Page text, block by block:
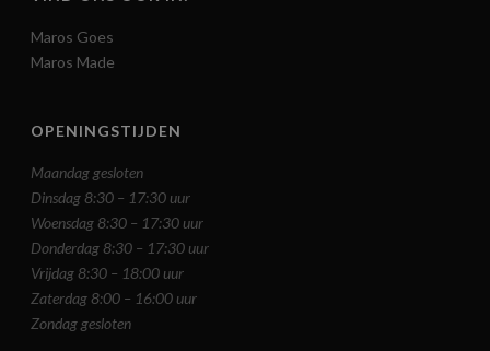
Maros Goes
Maros Made
OPENINGSTIJDEN
Maandag gesloten
Dinsdag 8:30 – 17:30 uur
Woensdag 8:30 – 17:30 uur
Donderdag 8:30 – 17:30 uur
Vrijdag 8:30 – 18:00 uur
Zaterdag 8:00 – 16:00 uur
Zondag gesloten